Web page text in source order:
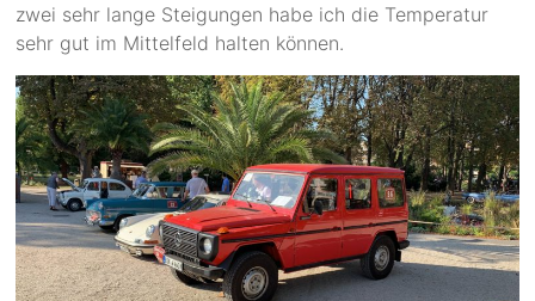
zwei sehr lange Steigungen habe ich die Temperatur
sehr gut im Mittelfeld halten können.